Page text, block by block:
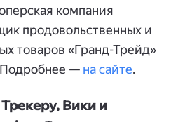
компания
продовольственных и
товаров «Гранд-Трейд»
— на сайте.
Вики и